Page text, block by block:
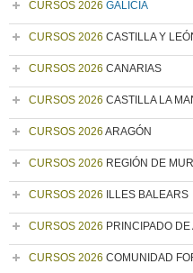
CURSOS 2026 GALICIA
CURSOS 2026 CASTILLA Y
CURSOS 2026 CANARIAS
CURSOS 2026 CASTILLA LA
CURSOS 2026 ARAGÓN
CURSOS 2026 REGIÓN DE
CURSOS 2026 ILLES BALEARS
CURSOS 2026 PRINCIPADO
CURSOS 2026 COMUNIDAD